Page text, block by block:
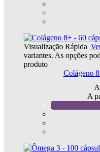
Visualização Rápida
variantes. As opções
produto
Colágeno
A